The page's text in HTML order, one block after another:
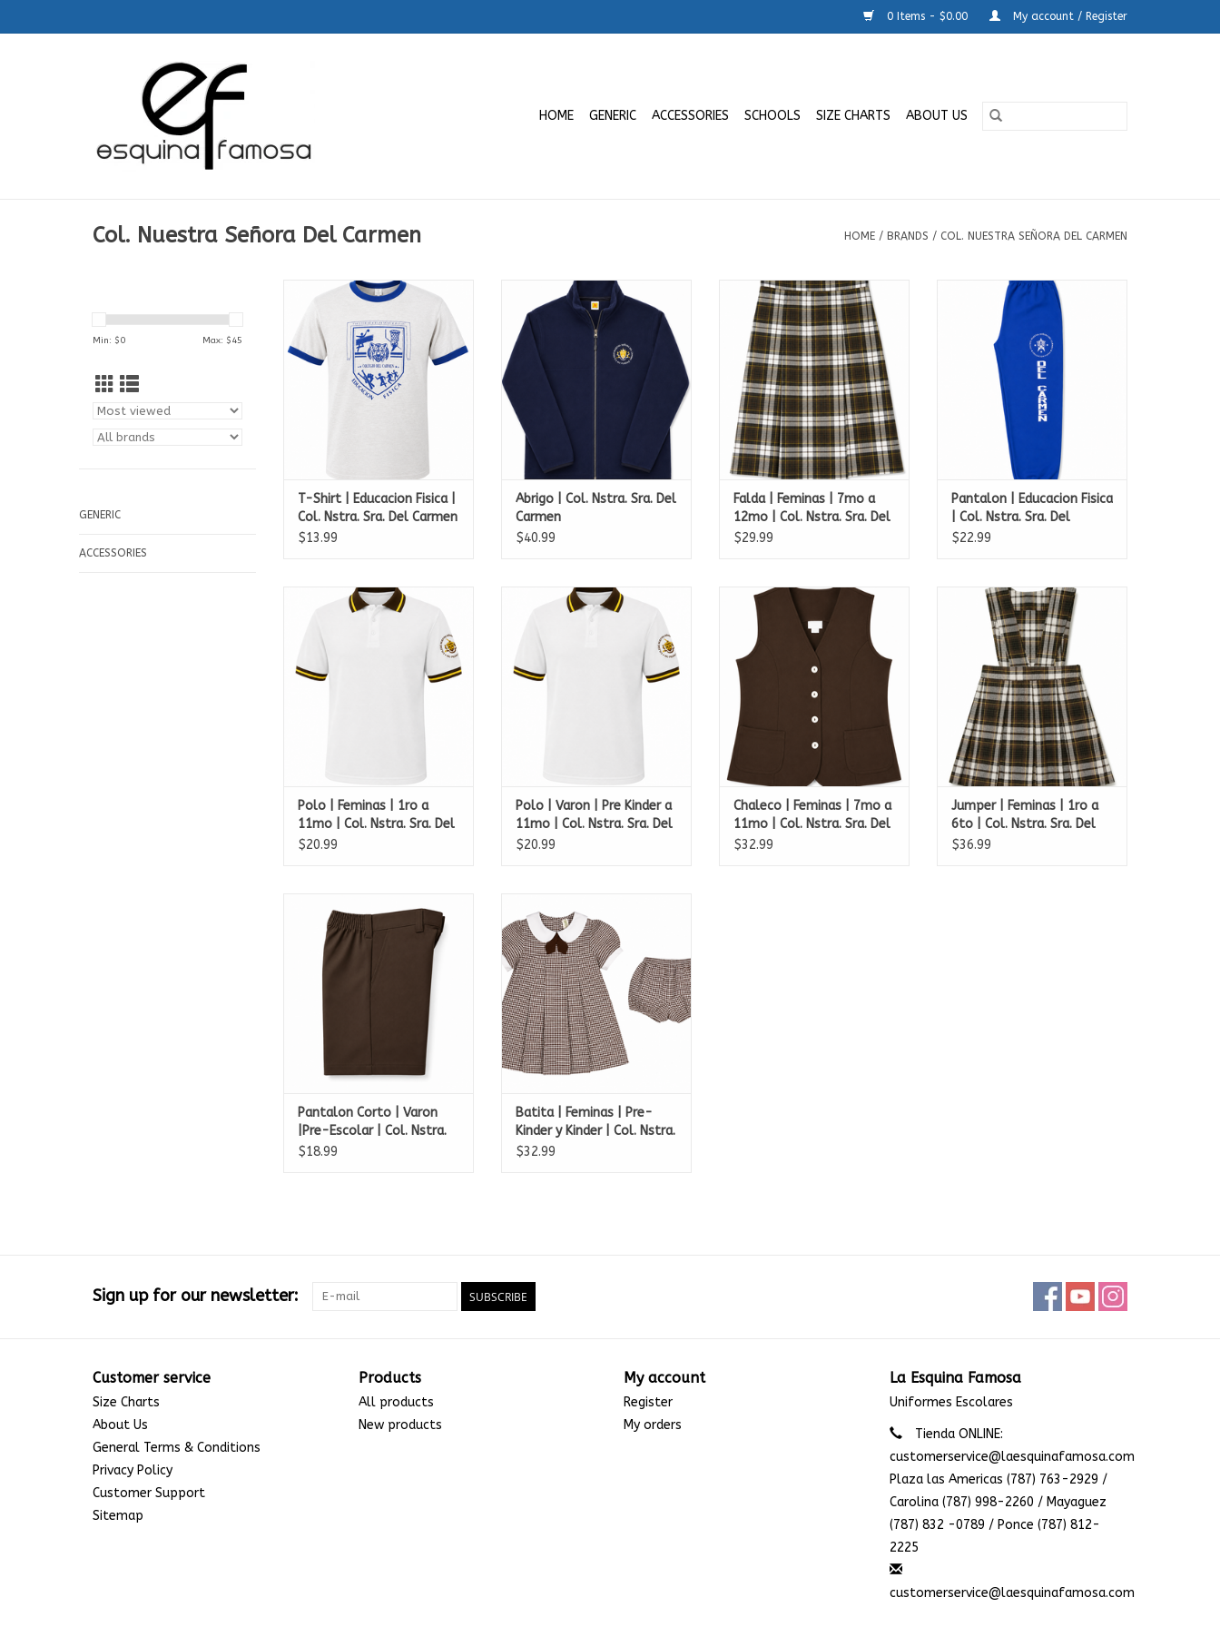
0 Items - $0.00 My account / Register
HOME GENERIC ACCESSORIES SCHOOLS SIZE CHARTS ABOUT US
Col. Nuestra Señora Del Carmen HOME / BRANDS / COL. NUESTRA SEÑORA DEL CARMEN
Min: $0 Max: $45
GENERIC
ACCESSORIES
T-Shirt | Educacion Fisica | Col.
ADD TO CART
T-Shirt | Educacion Fisica |
Col. Nstra. Sra. Del Carmen
$13.99
Abrigo | Col. Nstra. Sra. Del
Carmen
ADD TO CART
Abrigo | Col. Nstra. Sra. Del
Carmen
$40.99
Falda | Feminas | 7mo a 12mo |
Col. Nstra. Sra. Del Carmen
ADD TO CART
Falda | Feminas | 7mo a
12mo | Col. Nstra. Sra. Del
Carmen
$29.99
Pantalon | Educacion Fisica | Col.
Nstra. Sra. Del Carmen
ADD TO CART
Pantalon | Educacion Fisica
| Col. Nstra. Sra. Del
Carmen
$22.99
Polo | Feminas | 1ro a 11mo | Col.
Nstra. Sra. Del Carmen
Polo | Feminas | 1ro a
11mo | Col. Nstra. Sra. Del
Carmen
$20.99
Polo | Varon | Pre Kinder a 11mo
| Col. Nstra. Sra. Del Carmen
Polo | Varon | Pre Kinder a
11mo | Col. Nstra. Sra. Del
Carmen
$20.99
Chaleco | Feminas | 7mo a 11mo
| Col. Nstra. Sra. Del Carmen
ADD TO CART
Chaleco | Feminas | 7mo a
11mo | Col. Nstra. Sra. Del
Carmen
$32.99
Jumper | Feminas | 1ro a 6to |
Col. Nstra. Sra. Del Carmen
ADD TO CART
Jumper | Feminas | 1ro a
6to | Col. Nstra. Sra. Del
Carmen
$36.99
Escolar | Col. Nstra. Sra. Del
Carmen
Pantalon Corto | Varon
|Pre-Escolar | Col. Nstra.
Sra. Del Carmen
$18.99
Kinder | Col. Nstra. Sra. Del
Carmen
ADD TO CART
Batita | Feminas | Pre-
Kinder y Kinder | Col. Nstra.
Sra. Del Carmen
$32.99
Sign up for our newsletter: SUBSCRIBE
Customer service
Size Charts
About Us
General Terms & Conditions
Privacy Policy
Customer Support
Sitemap
Products
All products
New products
My account
Register
My orders
La Esquina Famosa
Uniformes Escolares
Tienda ONLINE:
customerservice@laesquinafamosa.com
Plaza las Americas (787) 763-2929 /
Carolina (787) 998-2260 / Mayaguez
(787) 832 -0789 / Ponce (787) 812-
2225
customerservice@laesquinafamosa.com